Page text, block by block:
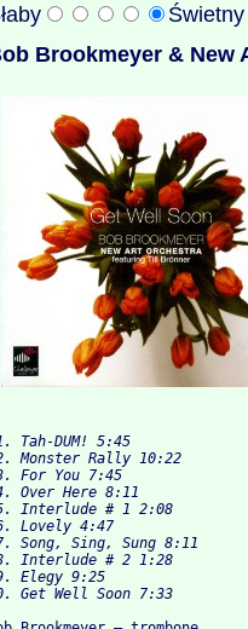
Brookmeyer & New
Tah-DUM! 5:45
Monster Rally 10:22
For You 7:45
Over Here 8:11
Interlude # 1 2:08
Lovely 4:47
Song, Sing, Sung 8:11
Interlude # 2 1:28
Elegy 9:25